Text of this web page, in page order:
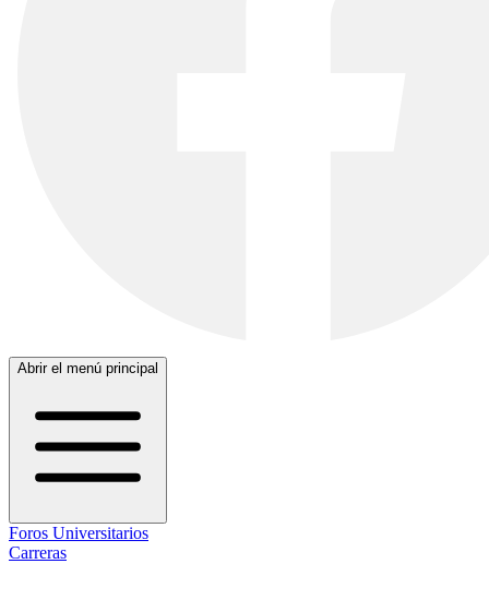
Abrir el menú principal
Foros Universitarios
Carreras